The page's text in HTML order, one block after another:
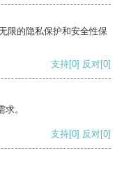
限的隐私保护和安全性保
支持[0] 反对[0]
。
支持[0] 反对[0]